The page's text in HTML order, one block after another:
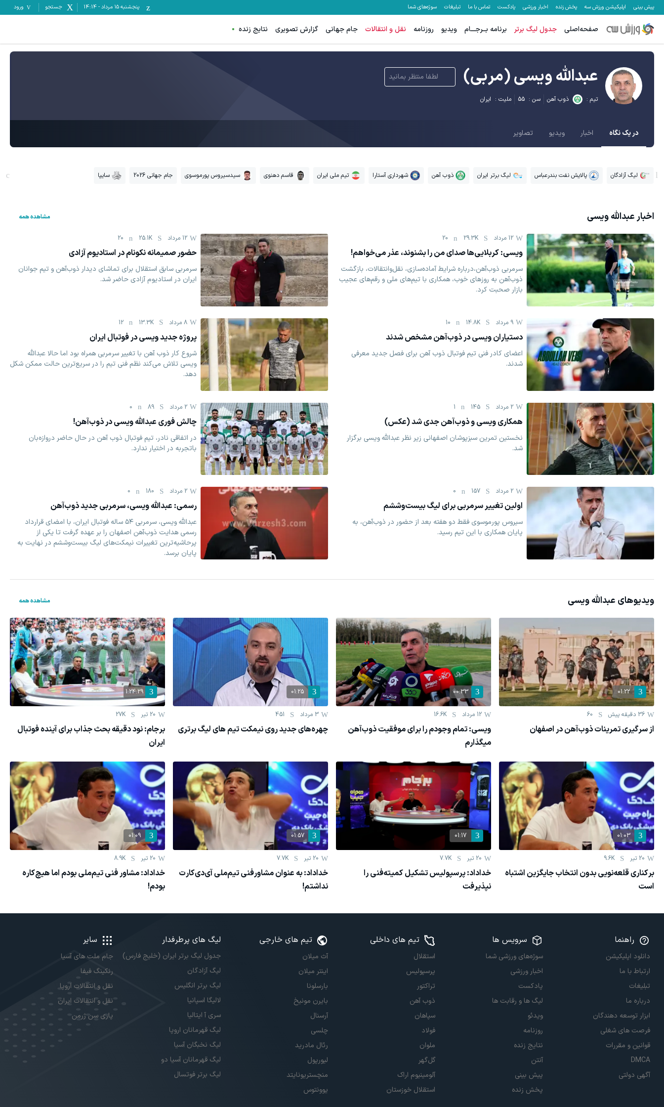
پیش بینی اپلیکیشن ورزش سه پخش زنده اخبار ورزشی پادکست تماس با ما تبلیغات سوژه‌های شما پنجشنبه ۱۵ مرداد -
14:14 جستجو ورود
صفحه‌اصلی جدول لیگ برتر برنامه بــرجـــام ویدیو روزنامه نقل و انتقالات جام جهانی گزارش تصویری نتایج زنده
عبدالله ویسی(مربی) لطفا منتظر بمانید
تیم : ذوب آهن سن : 55 ملیت : ایران
در یک نگاه اخبار ویدیو تصاویر
لیگ آزادگان پالایش نفت بندرعباس لیگ برتر ایران ذوب آهن شهرداری آستارا تیم ملی ایران قاسم دهنوی سیدسیروس پورموسوی جام جهانی 2026 سایپا
اخبارعبدالله ویسی مشاهده همه
12 مرداد 29.3K
20
ویسی: کربلایی‌ها صدای من را بشنوند، عذر می‌خواهم!
سرمربی ذوب‌آهن،درباره شرایط آماده‌سازی، نقل‌وانتقالات، بازگشت
ذوب‌آهن به روزهای خوب، همکاری با تیم‌های ملی و رقم‌های عجیب
بازار صحبت کرد.
12 مرداد 25.1K
20
حضور صمیمانه نکونام در استادیوم آزادی
سرمربی سابق استقلال برای تماشای دیدار ذوب‌آهن و تیم جوانان
ایران در استادیوم آزادی حاضر شد.
9 مرداد 14.8K
10
دستیاران ویسی در ذوب‌آهن مشخص شدند
اعضای کادر فنی تیم فوتبال ذوب آهن برای فصل جدید معرفی
شدند.
8 مرداد 13.3K
12
پروژه جدید ویسی در فوتبال ایران
شروع کار ذوب ‌آهن با تغییر سرمربی همراه بود اما حالا عبدالله
ویسی تلاش می‌کند نظم فنی تیم را در سریع‌ترین حالت ممکن شکل
دهد.
2 مرداد 145
1
همکاری ویسی و ذوب‌آهن جدی شد (عکس)
نخستین تمرین سبزپوشان اصفهانی زیر نظر عبدالله ویسی برگزار
شد.
2 مرداد 89
0
چالش فوری عبدالله ویسی در ذوب‌آهن!
در اتفاقی نادر، تیم فوتبال ذوب آهن در حال حاضر دروازه‌بان
باتجربه در اختیار ندارد.
2 مرداد 157
0
اولین تغییر سرمربی برای لیگ بیست‌وششم
سیروس پورموسوی فقط دو هفته بعد از حضور در ذوب‌آهن، به
پایان همکاری با این تیم رسید.
2 مرداد 180
0
رسمی: عبدالله ویسی، سرمربی جدید ذوب‌آهن
عبدالله ویسی، سرمربی ۵۴ ساله فوتبال ایران، با امضای قرارداد
رسمی هدایت ذوب‌آهن اصفهان را بر عهده گرفت تا یکی از
پرحاشیه‌ترین تغییرات نیمکت‌های لیگ بیست‌وششم در نهایت به
پایان برسد.
ویدیوهای عبدالله ویسی مشاهده همه
01:22
36 دقیقه پیش 60
از سرگیری تمرینات ذوب‌آهن در اصفهان
00:33
12 مرداد 16.6K
ویسی: تمام وجودم را برای موفقیت ذوب‌آهن
میگذارم
01:25
3 مرداد 451
چهره‌های جدید روی نیمکت تیم های لیگ برتری
1:24:29
20 تیر 27K
برجام: نود دقیقه بحث جذاب برای آینده فوتبال
ایران
01:03
20 تیر 9.6K
برکناری قلعه‌نویی بدون انتخاب جایگزین اشتباه
است
01:17
20 تیر 7.7K
خداداد: پرسپولیس تشکیل کمیته‌فنی را
نپذیرفت
01:57
20 تیر 7.7K
خداداد: به عنوان مشاورفنی تیم‌ملی آی‌دی‌کارت
نداشتم!
01:09
20 تیر 8.9K
خداداد: مشاور فنی تیم‌ملی بودم اما هیچ‌کاره
بودم!
راهنما
دانلود اپلیکیشن
ارتباط با ما
تبلیغات
درباره ما
ابزار توسعه دهندگان
فرصت های شغلی
قوانین و مقررات
DMCA
آگهی دولتی
سرویس ها
سوژه‌های ورزشی شما
اخبار ورزشی
پادکست
لیگ ها و رقابت ها
ویدئو
روزنامه
نتایج زنده
آنتن
پیش بینی
پخش زنده
تیم های داخلی
استقلال
پرسپولیس
تراکتور
ذوب آهن
سپاهان
فولاد
ملوان
گل‌گهر
آلومینیوم اراک
استقلال خوزستان
تیم های خارجی
آث میلان
اینتر میلان
بارسلونا
بایرن مونیخ
آرسنال
چلسی
رئال مادرید
لیورپول
منچستریونایتد
یوونتوس
لیگ های پرطرفدار
جدول لیگ برتر ایران (خلیج فارس)
لیگ آزادگان
لیگ برتر انگلیس
لالیگا اسپانیا
سری آ ایتالیا
لیگ قهرمانان اروپا
لیگ نخبگان آسیا
لیگ قهرمانان آسیا دو
لیگ برتر فوتسال
سایر
جام ملت های آسیا
رنکینگ فیفا
نقل و انتقالات اروپا
نقل و انتقالات ایران
پاری سن ژرمن